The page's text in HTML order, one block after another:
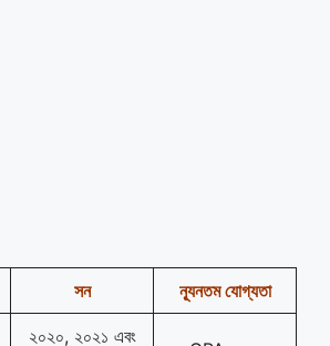
সন ন্যূনতম যোগ্যতা
২০২০, ২০২১ এবং